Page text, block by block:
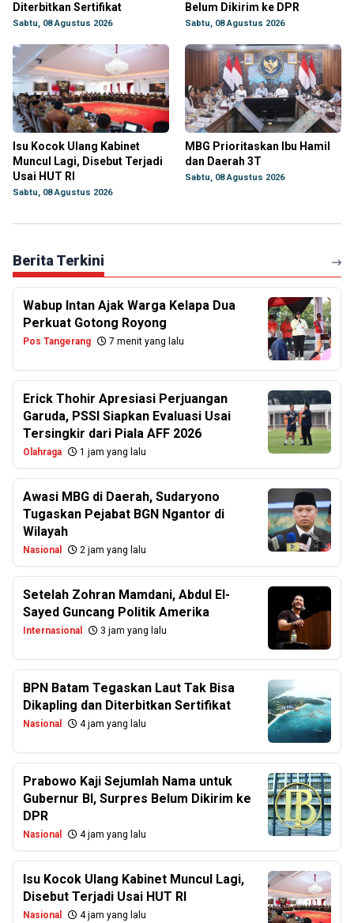
Diterbitkan Sertifikat
Sabtu, 08 Agustus 2026
Belum Dikirim ke DPR
Sabtu, 08 Agustus 2026
Isu Kocok Ulang Kabinet
Muncul Lagi, Disebut Terjadi
Usai HUT RI
Sabtu, 08 Agustus 2026
MBG Prioritaskan Ibu Hamil
dan Daerah 3T
Sabtu, 08 Agustus 2026
Berita Terkini
Wabup Intan Ajak Warga Kelapa Dua
Perkuat Gotong Royong
Pos Tangerang 7 menit yang lalu
Erick Thohir Apresiasi Perjuangan
Garuda, PSSI Siapkan Evaluasi Usai
Tersingkir dari Piala AFF 2026
Olahraga 1 jam yang lalu
Awasi MBG di Daerah, Sudaryono
Tugaskan Pejabat BGN Ngantor di
Wilayah
Nasional 2 jam yang lalu
Setelah Zohran Mamdani, Abdul El-
Sayed Guncang Politik Amerika
Internasional 3 jam yang lalu
BPN Batam Tegaskan Laut Tak Bisa
Dikapling dan Diterbitkan Sertifikat
Nasional 4 jam yang lalu
Prabowo Kaji Sejumlah Nama untuk
Gubernur BI, Surpres Belum Dikirim ke
DPR
Nasional 4 jam yang lalu
Isu Kocok Ulang Kabinet Muncul Lagi,
Disebut Terjadi Usai HUT RI
Nasional 4 jam yang lalu